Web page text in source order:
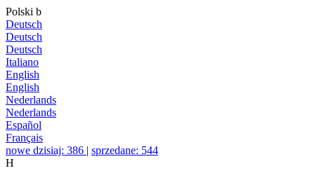
Polski b
Deutsch
Deutsch
Deutsch
Italiano
English
English
Nederlands
Nederlands
Español
Français
nowe dzisiaj: 386 | sprzedane: 544
H